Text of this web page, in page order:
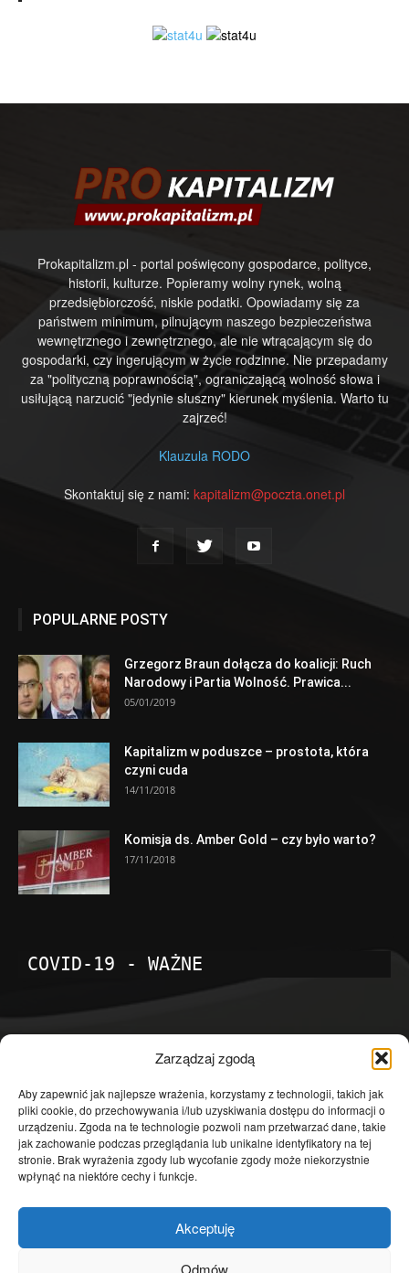
Zarządzaj zgodą
Aby zapewnić jak najlepsze wrażenia, korzystamy z technologii, takich jak
pliki cookie, do przechowywania i/lub uzyskiwania dostępu do informacji o
urządzeniu. Zgoda na te technologie pozwoli nam przetwarzać dane, takie
jak zachowanie podczas przeglądania lub unikalne identyfikatory na tej
stronie. Brak wyrażenia zgody lub wycofanie zgody może niekorzystnie
wpłynąć na niektóre cechy i funkcje.
Akceptuję
Odmów
Prokapitalizm.pl - portal poświęcony gospodarce, polityce,
historii, kulturze. Popieramy wolny rynek, wolną
przedsiębiorczość, niskie podatki. Opowiadamy się za
państwem minimum, pilnującym naszego bezpieczeństwa
wewnętrznego i zewnętrznego, ale nie wtrącającym się do
gospodarki, czy ingerującym w życie rodzinne. Nie przepadamy
za "polityczną poprawnością", ograniczającą wolność słowa i
usiłującą narzucić "jedynie słuszny" kierunek myślenia. Warto tu
zajrzeć!
Klauzula RODO
Skontaktuj się z nami: kapitalizm@poczta.onet.pl
POPULARNE POSTY
Grzegorz Braun dołącza do koalicji: Ruch
Narodowy i Partia Wolność. Prawica...
05/01/2019
Kapitalizm w poduszce – prostota, która
czyni cuda
14/11/2018
Komisja ds. Amber Gold – czy było warto?
17/11/2018
COVID-19 - WAŻNE
Temat dnia
4601
Publicystyka
4363
Polityka
3639
Polska
Społeczeństwo
2823